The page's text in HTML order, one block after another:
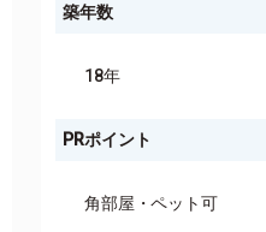
築年数
18年
PRポイント
角部屋 ペット可